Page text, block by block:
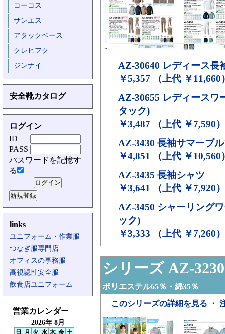
コーコス
サンエス
アタックベース
クレヒフク
ジンナイ
安全靴カタログ
ログイン
ID
PASS
パスワードを記憶す
る
links
ユニフォーム・作業服
つなぎ服専門店
オフィスの事務服
高視認性安全服
飲食店ユニフォーム
AZ-30640 レディース長
￥5,357 （上代 ￥11,660
AZ-30655 レディースワ
タック)
￥3,487 （上代 ￥7,590）
AZ-3430 長袖サマーブ
￥4,851 （上代 ￥10,560
AZ-3435 長袖シャツ
￥3,641 （上代 ￥7,920）
AZ-3450 シャーリング
ック)
￥3,333 （上代 ￥7,260）
シリーズ AZ-3230
ポリエステル65％・綿35％
このシリーズの詳細を見る ・